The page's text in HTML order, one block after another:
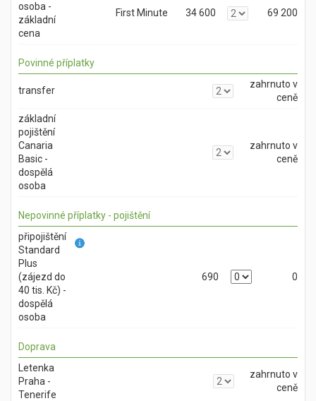
osoba -
základní
cena
First Minute 34 600 69 200
Povinné příplatky
transfer
zahrnuto v
ceně
základní
pojištění
Canaria
Basic -
dospělá
osoba
zahrnuto v
ceně
Nepovinné příplatky - pojištění
připojištění
Standard
Plus
(zájezd do
40 tis. Kč) -
dospělá
osoba
690 0
Doprava
Letenka
Praha -
Tenerife
zahrnuto v
ceně